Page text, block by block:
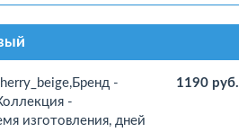
-
-
изготовления, дней
1190 руб.